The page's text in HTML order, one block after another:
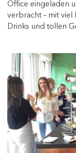
Office eingeladen
verbracht – mit viel
Drinks und tollen